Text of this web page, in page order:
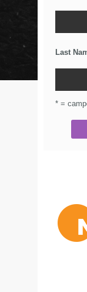
Last
* =
© Circulo
reservados.